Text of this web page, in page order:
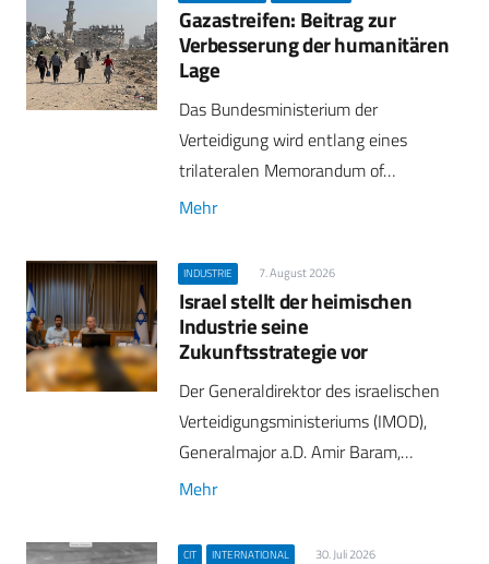
Gazastreifen: Beitrag zur
Verbesserung der humanitären
Lage
Das Bundesministerium der
Verteidigung wird entlang eines
trilateralen Memorandum of…
Mehr
INDUSTRIE 7. August 2026
Israel stellt der heimischen
Industrie seine
Zukunftsstrategie vor
Der Generaldirektor des israelischen
Verteidigungsministeriums (IMOD),
Generalmajor a.D. Amir Baram,…
Mehr
CIT INTERNATIONAL 30. Juli 2026